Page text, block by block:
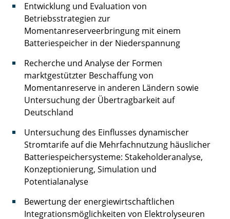
Wagner Henrik
Walujski Stefanie
Winter Oliver
Witt Fabian
Entwicklung und Evaluation von
Betriebsstrategien zur
Momentanreserveerbringung mit einem
Batteriespeicher in der Niederspannung
Recherche und Analyse der Formen
marktgestützter Beschaffung von
Momentanreserve in anderen Ländern sowie
Untersuchung der Übertragbarkeit auf
Deutschland
Untersuchung des Einflusses dynamischer
Stromtarife auf die Mehrfachnutzung häuslicher
Batteriespeichersysteme: Stakeholderanalyse,
Konzeptionierung, Simulation und
Potentialanalyse
Bewertung der energiewirtschaftlichen
Integrationsmöglichkeiten von Elektrolyseuren